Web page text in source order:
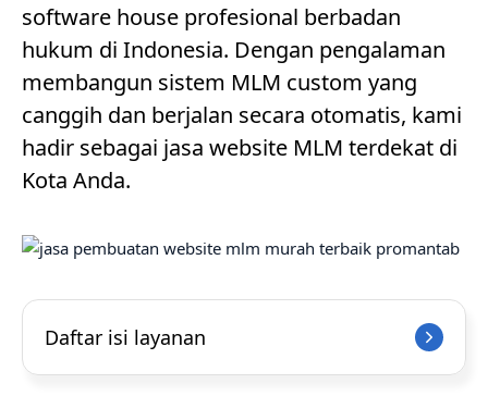
software house profesional berbadan
hukum di Indonesia. Dengan pengalaman
membangun sistem MLM custom yang
canggih dan berjalan secara otomatis, kami
hadir sebagai jasa website MLM terdekat di
Kota Anda.
Daftar isi layanan